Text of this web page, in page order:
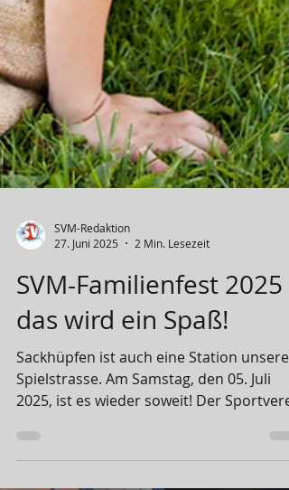
SVM-Familienfest 2025 -